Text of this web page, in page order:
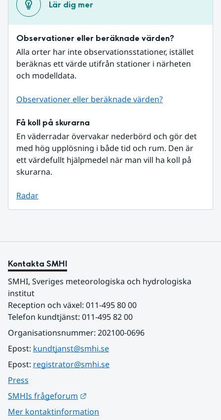
Lär dig mer
Observationer eller beräknade värden?
Alla orter har inte observationsstationer, istället
beräknas ett värde utifrån stationer i närheten
och modelldata.
Observationer eller beräknade värden?
Få koll på skurarna
En väderradar övervakar nederbörd och gör det
med hög upplösning i både tid och rum. Den är
ett värdefullt hjälpmedel när man vill ha koll på
skurarna.
Radar
Kontakta SMHI
SMHI, Sveriges meteorologiska och hydrologiska
institut
Reception och växel: 011-495 80 00
Telefon kundtjänst: 011-495 82 00
Organisationsnummer: 202100-0696
Epost: kundtjanst@smhi.se
Epost: registrator@smhi.se
Press
SMHIs frågeforum
Mer kontaktinformation